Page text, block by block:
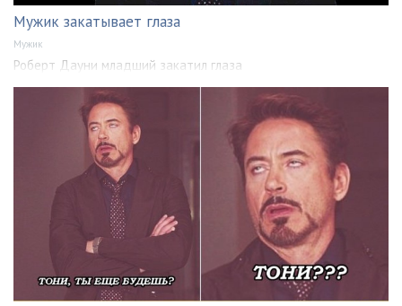
Мужик закатывает глаза
Мужик
Роберт Дауни младший закатил глаза